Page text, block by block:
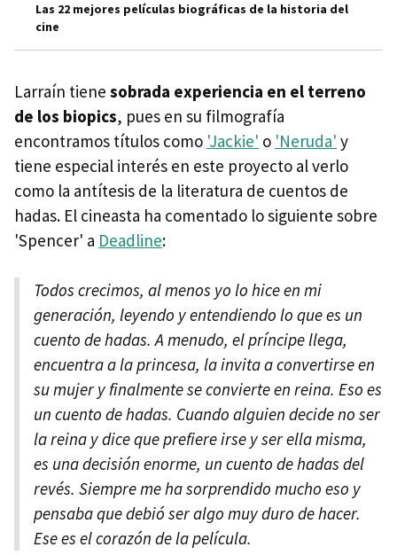
Las 22 mejores películas biográficas de la historia del
cine
Larraín tiene sobrada experiencia en el terreno
de los biopics, pues en su filmografía
encontramos títulos como 'Jackie' o 'Neruda' y
tiene especial interés en este proyecto al verlo
como la antítesis de la literatura de cuentos de
hadas. El cineasta ha comentado lo siguiente sobre
'Spencer' a Deadline:
Todos crecimos, al menos yo lo hice en mi
generación, leyendo y entendiendo lo que es un
cuento de hadas. A menudo, el príncipe llega,
encuentra a la princesa, la invita a convertirse en
su mujer y finalmente se convierte en reina. Eso es
un cuento de hadas. Cuando alguien decide no ser
la reina y dice que prefiere irse y ser ella misma,
es una decisión enorme, un cuento de hadas del
revés. Siempre me ha sorprendido mucho eso y
pensaba que debió ser algo muy duro de hacer.
Ese es el corazón de la película.